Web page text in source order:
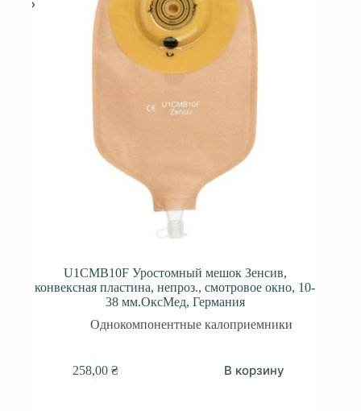
U1CMB10F Уростомный мешок Зенсив,
конвексная пластина, непроз., смотровое окно, 10-
38 мм.ОксМед, Германия
Однокомпонентные калоприемники
258,00₴ В корзину